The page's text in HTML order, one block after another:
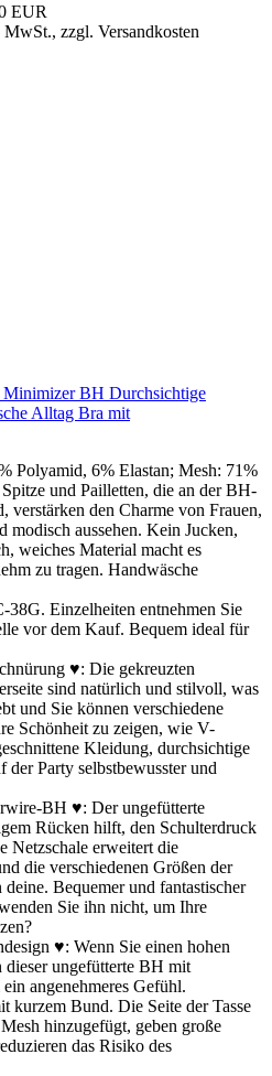
EUR
zzgl. Versandkosten
BH Durchsichtige
Alltag Bra mit
Polyamid, 6% Elastan; Mesh: 71%
und Pailletten, die an der BH-
verstärken den Charme von Frauen,
modisch aussehen. Kein Jucken,
weiches Material macht es
zu tragen. Handwäsche
Einzelheiten entnehmen Sie
vor dem Kauf. Bequem ideal für
♥: Die gekreuzten
sind natürlich und stilvoll, was
und Sie können verschiedene
Schönheit zu zeigen, wie V-
Kleidung, durchsichtige
der Party selbstbewusster und
BH ♥: Der ungefütterte
Rücken hilft, den Schulterdruck
Netzschale erweitert die
die verschiedenen Größen der
Bequemer und fantastischer
Sie ihn nicht, um Ihre
♥: Wenn Sie einen hohen
dieser ungefütterte BH mit
angenehmeres Gefühl.
kurzem Bund. Die Seite der Tasse
hinzugefügt, geben große
das Risiko des